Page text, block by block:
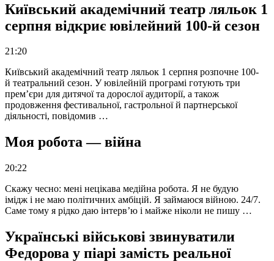
Київський академічний театр ляльок 1
серпня відкриє ювілейний 100-й сезон
21:20
Київський академічний театр ляльок 1 серпня розпочне 100-
й театральний сезон. У ювілейній програмі готують три
прем’єри для дитячої та дорослої аудиторії, а також
продовження фестивальної, гастрольної й партнерської
діяльності, повідомив …
Моя робота — війна
20:22
Скажу чесно: мені нецікава медійна робота. Я не будую
імідж і не маю політичних амбіцій. Я займаюся війною. 24/7.
Саме тому я рідко даю інтерв’ю і майже ніколи не пишу …
Українські військові звинуватили
Федорова у піарі замість реальної